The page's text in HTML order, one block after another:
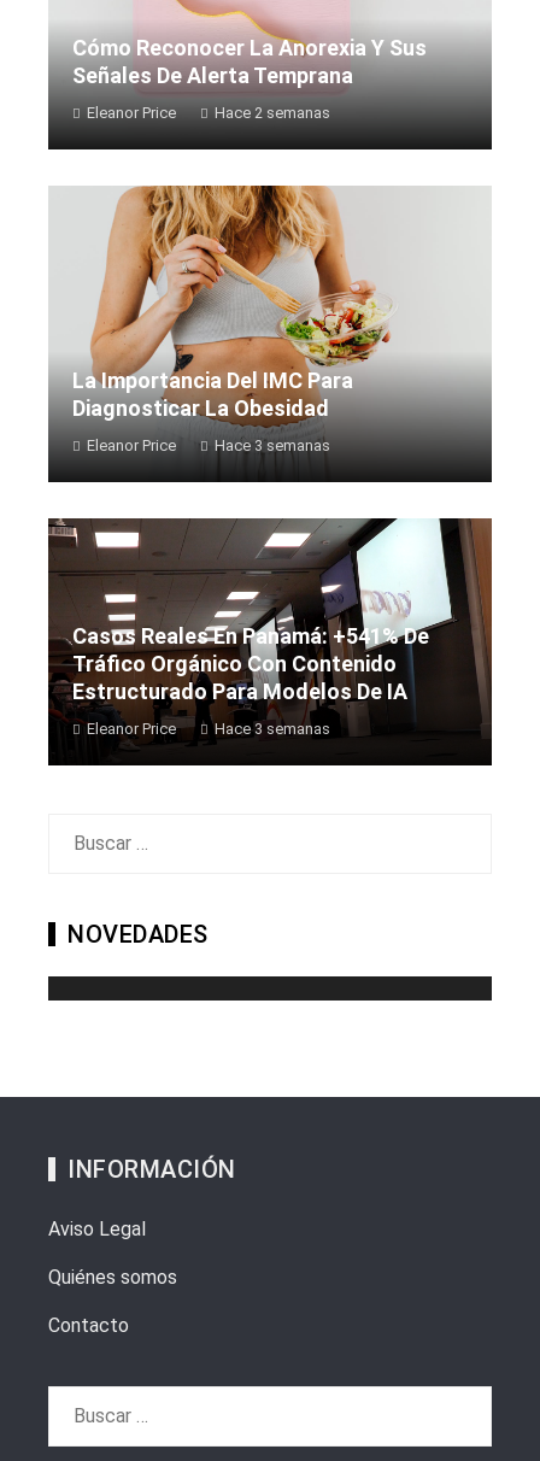
Cómo Reconocer La Anorexia Y Sus
Señales De Alerta Temprana
Eleanor Price Hace 2 semanas
La Importancia Del IMC Para
Diagnosticar La Obesidad
Eleanor Price Hace 3 semanas
Casos Reales En Panamá: +541% De
Tráfico Orgánico Con Contenido
Estructurado Para Modelos De IA
Eleanor Price Hace 3 semanas
NOVEDADES
INFORMACIÓN
Aviso Legal
Quiénes somos
Contacto